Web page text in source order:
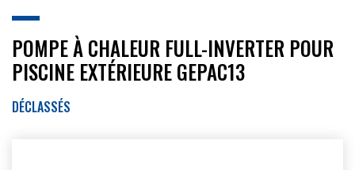
POMPE À CHALEUR FULL-INVERTER POUR
PISCINE EXTÉRIEURE GEPAC13
DÉCLASSÉS